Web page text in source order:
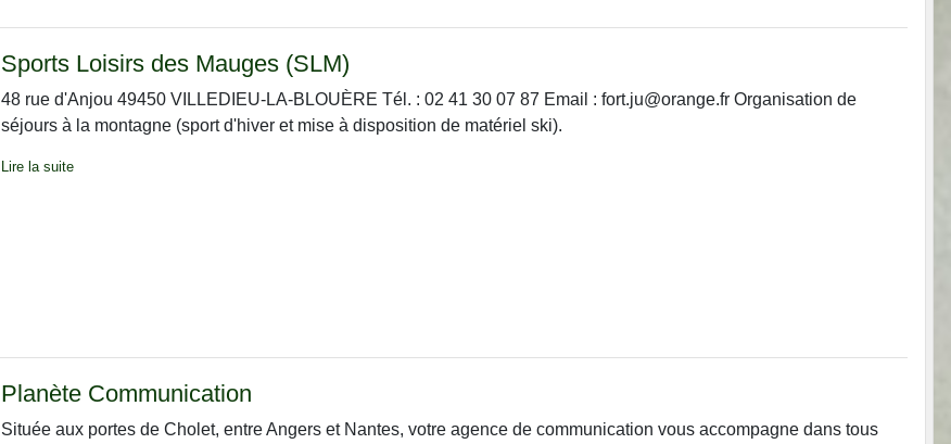
Sports Loisirs des Mauges (SLM)
48 rue d'Anjou 49450 VILLEDIEU-LA-BLOUÈRE Tél. : 02 41 30 07 87 Email : fort.ju@orange.fr Organisation de
séjours à la montagne (sport d'hiver et mise à disposition de matériel ski).
Lire la suite
Planète Communication
Située aux portes de Cholet, entre Angers et Nantes, votre agence de communication vous accompagne dans tous